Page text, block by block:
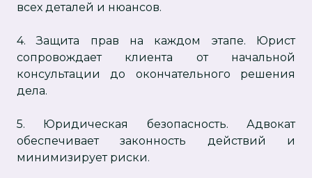
всех деталей и нюансов.
4. Защита прав на каждом этапе. Юрист
сопровождает клиента от начальной
консультации до окончательного решения
дела.
5. Юридическая безопасность. Адвокат
обеспечивает законность действий и
минимизирует риски.